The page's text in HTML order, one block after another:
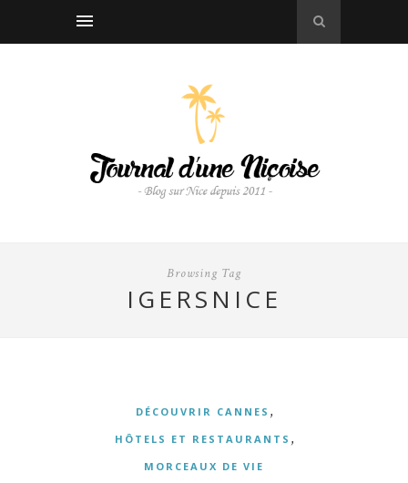
Browsing Tag
IGERSNICE
DÉCOUVRIR CANNES ,
HÔTELS ET RESTAURANTS ,
MORCEAUX DE VIE